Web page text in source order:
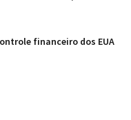
financeiro dos EUA